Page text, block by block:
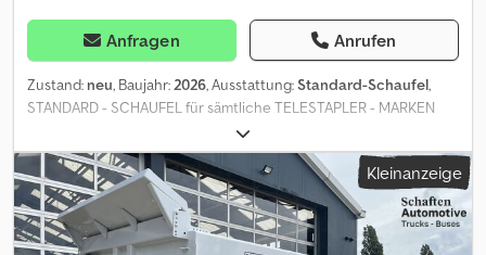
Anfragen Anrufen
Zustand: neu, Baujahr:2026, Ausstattung:Standard-Schaufel,
STANDARD - SCHAUFEL für sämtliche TELESTAPLER - MARKEN
(JCB, BOBCAT, CAT, DIECI, MANITOU, GENIE (TEREX), CLAAS,
MERLO, AUSA, KRAMER, KOMATSU, NEW HOLLAND, SAMBRON,
MAGNI, SUNWARD) SCHAUFELVOLUMEN: ca. 1.4 m³ / Hardox -
Schnürfleiste Transportmaße: Breite: ca. 2.220 mm, Tiefe: ca. 1.050
mm, Höhe: ca. 900 mm. Diese Schaufeln sind auch in den Breiten
1.800 mm und 1.600 mm verfügbar. Hinweis: Es sind auch andere
Kleinanzeige